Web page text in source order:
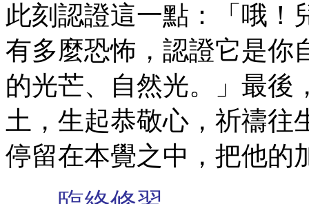
此刻認證這一點：「哦！
有多麼恐怖，認證它是你
的光芒、自然光。」最後
土，生起恭敬心，祈禱往
停留在本覺之中，把他的